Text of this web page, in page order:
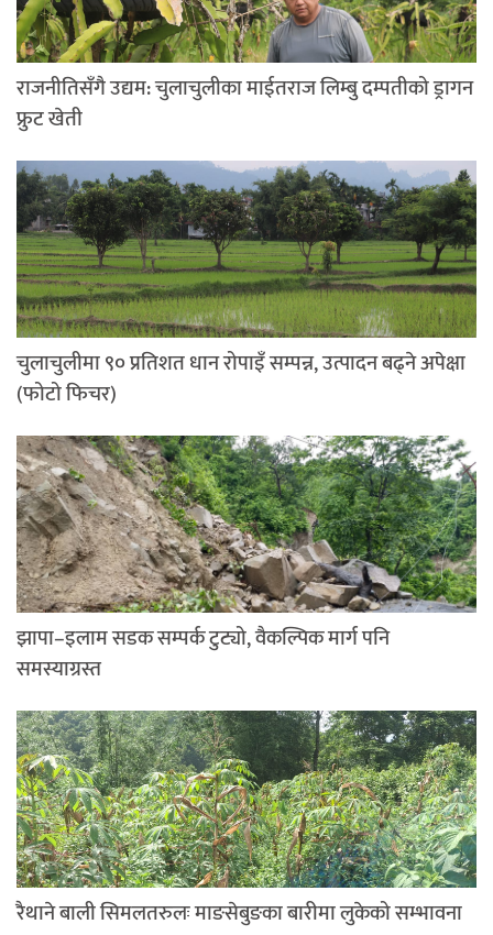
राजनीतिसँगै उद्यम: चुलाचुलीका माईतराज लिम्बु दम्पतीको ड्रागन
फ्रुट खेती
चुलाचुलीमा ९० प्रतिशत धान रोपाइँ सम्पन्न, उत्पादन बढ्ने अपेक्षा
(फोटो फिचर)
झापा–इलाम सडक सम्पर्क टुट्यो, वैकल्पिक मार्ग पनि
समस्याग्रस्त
रैथाने बाली सिमलतरुलः माङसेबुङका बारीमा लुकेको सम्भावना